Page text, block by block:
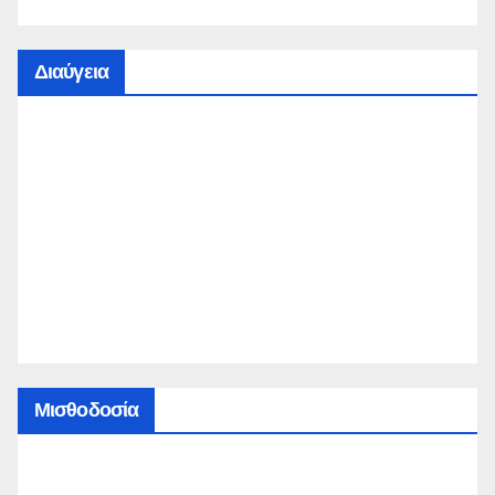
Διαύγεια
Μισθοδοσία